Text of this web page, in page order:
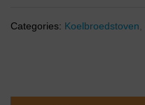
Categories: Koelbroedstoven